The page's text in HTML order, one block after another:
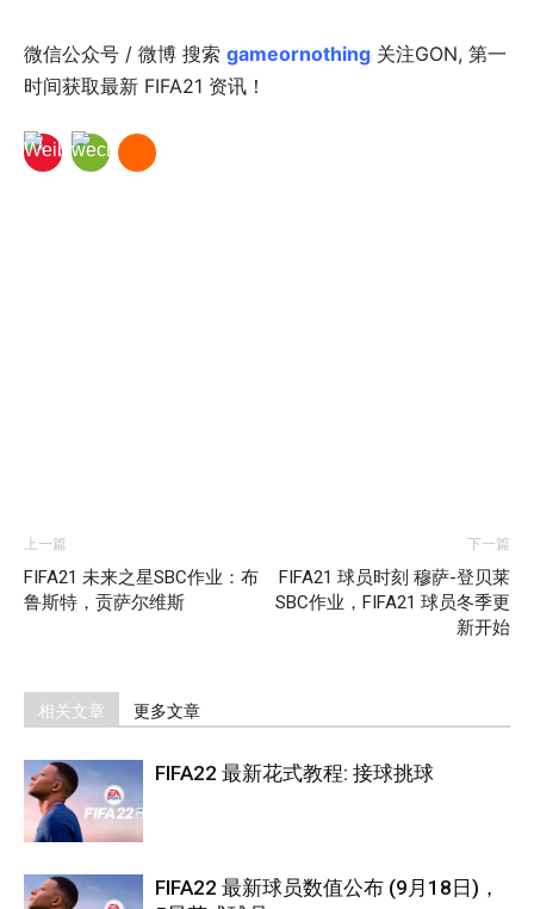
微信公众号 / 微博 搜索 gameornothing 关注GON, 第一
时间获取最新 FIFA21 资讯！
上一篇
FIFA21 未来之星SBC作业：布
鲁斯特，贡萨尔维斯
下一篇
FIFA21 球员时刻 穆萨-登贝莱
SBC作业，FIFA21 球员冬季更
新开始
相关文章 更多文章
FIFA22 最新花式教程: 接球挑球
FIFA22 最新球员数值公布 (9月18日)，